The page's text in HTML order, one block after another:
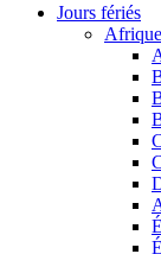
Jours fériés
Afrique